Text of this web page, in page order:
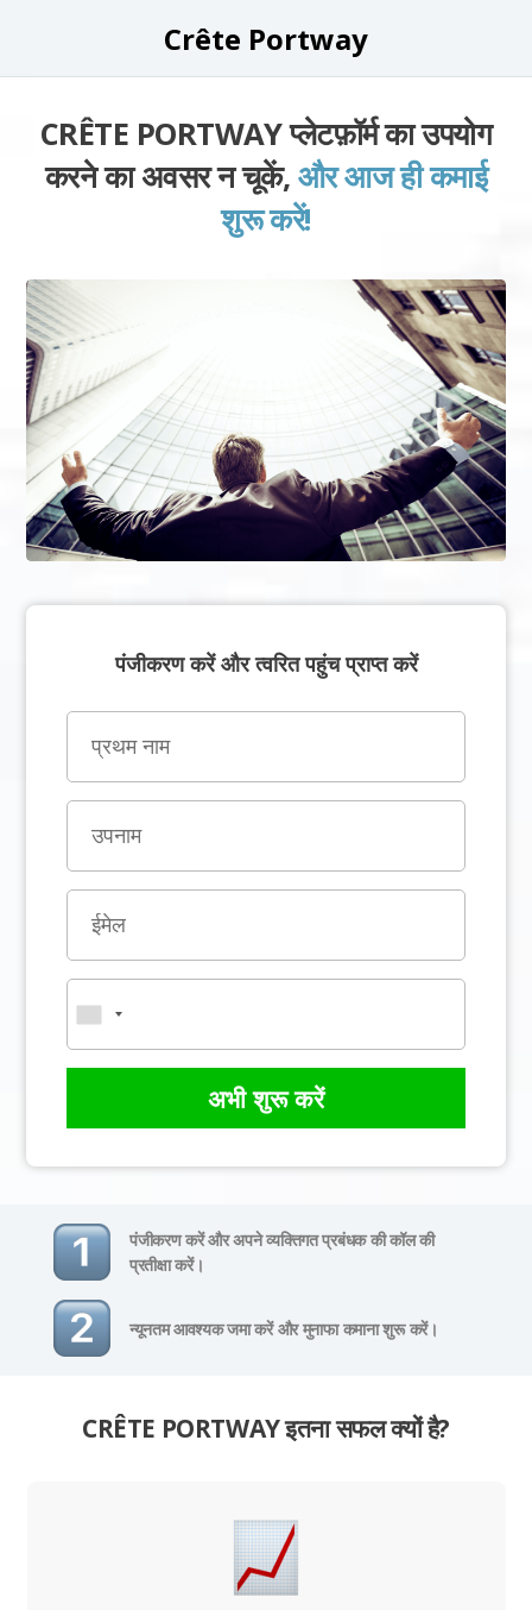
Crête Portway
CRÊTE PORTWAY प्लेटफ़ॉर्म का उपयोग
करने का अवसर न चूकें, और आज ही कमाई
शुरू करें!
पंजीकरण करें और त्वरित पहुंच प्राप्त करें
अभी शुरू करें
पंजीकरण करें और अपने व्यक्तिगत प्रबंधक की कॉल की
प्रतीक्षा करें।
न्यूनतम आवश्यक जमा करें और मुनाफा कमाना शुरू करें।
CRÊTE PORTWAY इतना सफल क्यों है?